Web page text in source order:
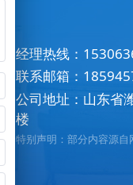
经理热线：
联系邮箱：
公司地址：山东省
楼
特别声明：部分内容源自